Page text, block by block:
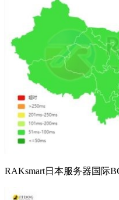
RAKsmart日本服务器国际